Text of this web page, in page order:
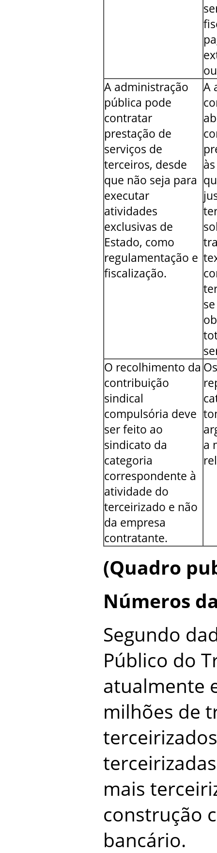
A administração
pública pode
contratar
prestação de
serviços de
terceiros, desde
que não seja para
executar
atividades
exclusivas de
Estado, como
regulamentação e
fiscalização.
A
O recolhimento da
contribuição
sindical
compulsória deve
ser feito ao
sindicato da
categoria
correspondente à
atividade do
terceirizado e não
da empresa
contratante.
a
(Quadro
Números
Segundo
Público do
atualmente
milhões de
mais
construção
bancário.